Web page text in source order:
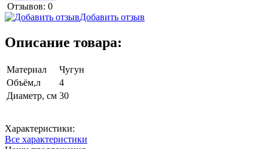
Отзывов: 0
Добавить отзыв
Описание товара:
Материал
Чугун
Объём,л
4
Диаметр, см 30
Характеристики:
Все характеристики